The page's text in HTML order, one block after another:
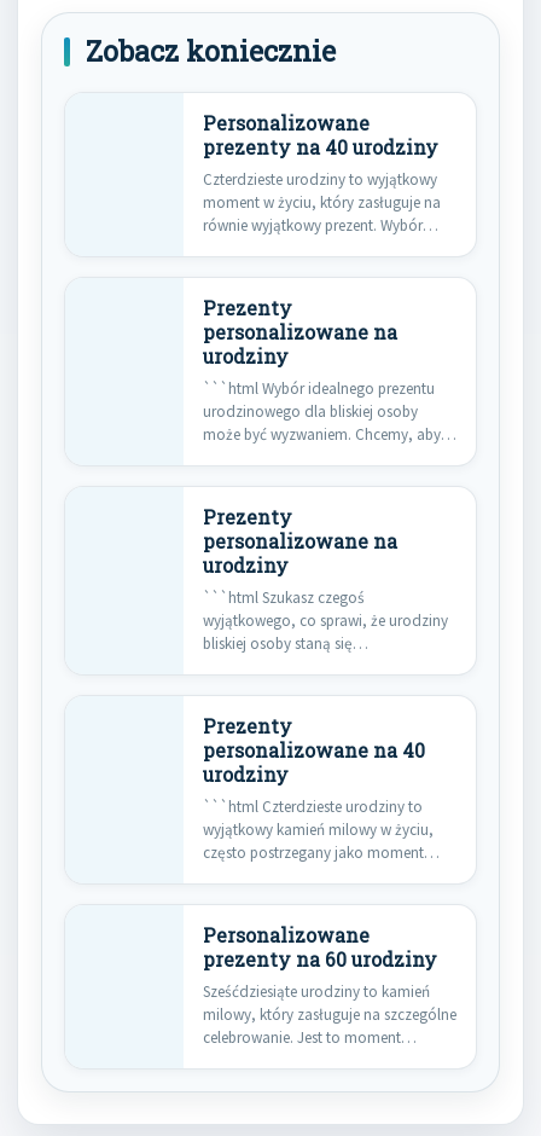
Zobacz koniecznie
Personalizowane
prezenty na 40 urodziny
Czterdzieste urodziny to wyjątkowy
moment w życiu, który zasługuje na
równie wyjątkowy prezent. Wybór
Prezenty
personalizowane na
urodziny
```html Wybór idealnego prezentu
urodzinowego dla bliskiej osoby
może być wyzwaniem. Chcemy, aby
Prezenty
personalizowane na
urodziny
```html Szukasz czegoś
wyjątkowego, co sprawi, że urodziny
bliskiej osoby staną się
Prezenty
personalizowane na 40
urodziny
```html Czterdzieste urodziny to
wyjątkowy kamień milowy w życiu,
często postrzegany jako moment
Personalizowane
prezenty na 60 urodziny
Sześćdziesiąte urodziny to kamień
milowy, który zasługuje na szczególne
celebrowanie. Jest to moment